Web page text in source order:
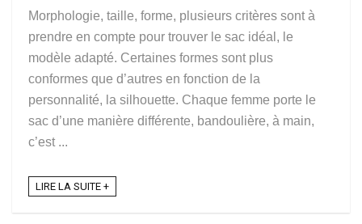
Morphologie, taille, forme, plusieurs critères sont à
prendre en compte pour trouver le sac idéal, le
modèle adapté. Certaines formes sont plus
conformes que d’autres en fonction de la
personnalité, la silhouette. Chaque femme porte le
sac d’une manière différente, bandoulière, à main,
c’est ...
LIRE LA SUITE +